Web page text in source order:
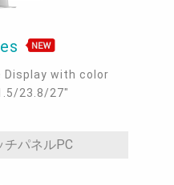
Display with color
23.8/27"
チパネルPC